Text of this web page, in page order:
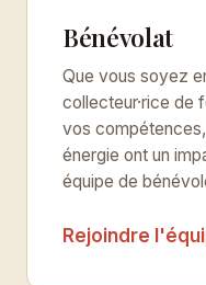
Bénévolat
Que vous soyez
collecteur·rice de
vos
énergie ont un
équipe de
Rejoindre